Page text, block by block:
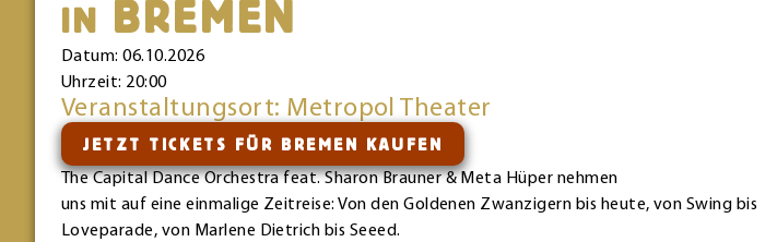
IN BREMEN
Datum: 06.10.2026
Uhrzeit: 20:00
Veranstaltungsort: Metropol Theater
JETZT TICKETS FÜR BREMEN KAUFEN
The Capital Dance Orchestra feat. Sharon Brauner & Meta Hüper nehmen
uns mit auf eine einmalige Zeitreise: Von den Goldenen Zwanzigern bis heute, von Swing bis
Loveparade, von Marlene Dietrich bis Seeed.